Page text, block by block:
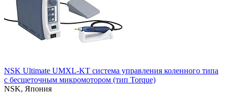
NSK Ultimate UMXL-KT система управления коленного типа
с бесщеточным микромотором (тип Torque)
NSK, Япония